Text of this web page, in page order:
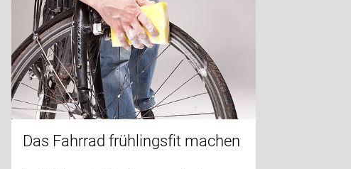
Das Fahrrad frühlingsfit machen